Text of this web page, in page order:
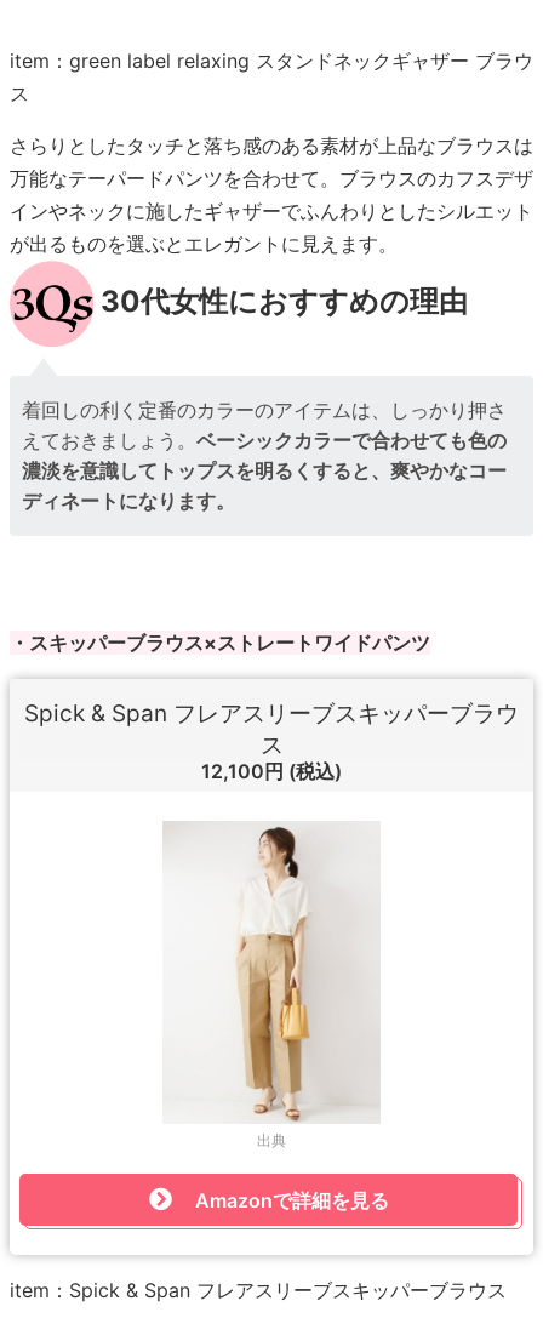
item：green label relaxing スタンドネックギャザー ブラウ
ス
さらりとしたタッチと落ち感のある素材が上品なブラウスは
万能なテーパードパンツを合わせて。ブラウスのカフスデザ
インやネックに施したギャザーでふんわりとしたシルエット
が出るものを選ぶとエレガントに見えます。
30代女性におすすめの理由
着回しの利く定番のカラーのアイテムは、しっかり押さ
えておきましょう。ベーシックカラーで合わせても色の
濃淡を意識してトップスを明るくすると、爽やかなコー
ディネートになります。
・スキッパーブラウス×ストレートワイドパンツ
Spick & Span フレアスリーブスキッパーブラウ
ス
12,100円 (税込)
出典
Amazonで詳細を見る
item：Spick & Span フレアスリーブスキッパーブラウス